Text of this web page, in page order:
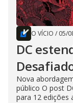
O VÍCIO / 05/
DC
Nova
público O post
para 12 edições